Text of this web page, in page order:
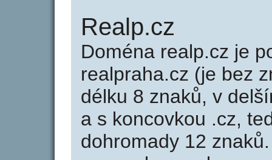
Realp.cz
Doména realp.cz je
realpraha.cz (je bez
délku 8 znaků, v
a s koncovkou .cz,
dohromady 12